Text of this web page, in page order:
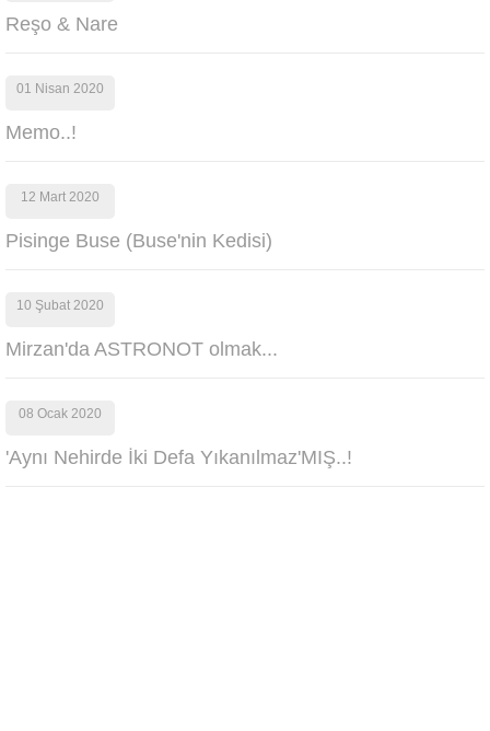
Reşo & Nare
01 Nisan 2020
Memo..!
12 Mart 2020
Pisinge Buse (Buse'nin Kedisi)
10 Şubat 2020
Mirzan'da ASTRONOT olmak...
08 Ocak 2020
'Aynı Nehirde İki Defa Yıkanılmaz'MIŞ..!